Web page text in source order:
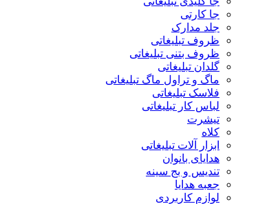
جا کارتی
جلد مدارک
ظروف تبلیغاتی
ظروف بتنی تبلیغاتی
گلدان تبلیغاتی
ماگ و تراول ماگ تبلیغاتی
فلاسک تبلیغاتی
لباس کار تبلیغاتی
تیشرت
کلاه
ابزار آلات تبلیغاتی
هدایای بانوان
تندیس و بج سینه
جعبه هدایا
لوازم کاربردی